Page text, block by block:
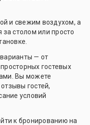
и свежим воздухом, а
столом или просто
— от
гостевых
Вы можете
гостей,
условий
к бронированию на